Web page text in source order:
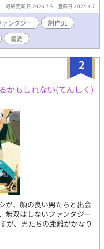
最終更新日 2026.7.9 登録日 2024.4.7
ァンタジー
創作BL
溺愛
2
かもしれない(てんしく)
が、顔の良い男たちと出会
無双はしないファンタジー
が、男たちの距離がかなり